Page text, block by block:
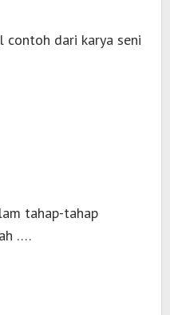
contoh dari karya seni
tahap-tahap
….